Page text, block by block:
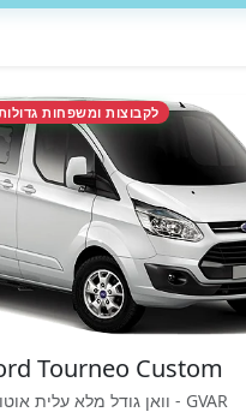
לקבוצות ומשפחות גדולות - 9 מושבים
Tourneo Custom
GVAR - וואן גודל מלא עלית אוטומט